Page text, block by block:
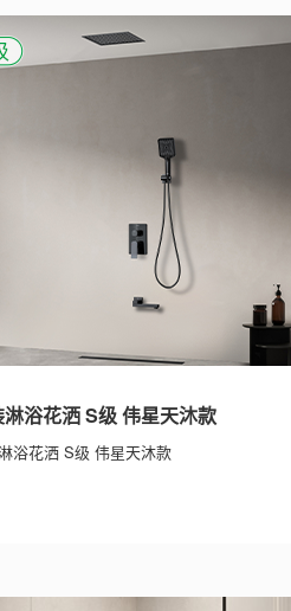
淋浴花洒 S级 伟星天沐款
浴花洒 S级 伟星天沐款